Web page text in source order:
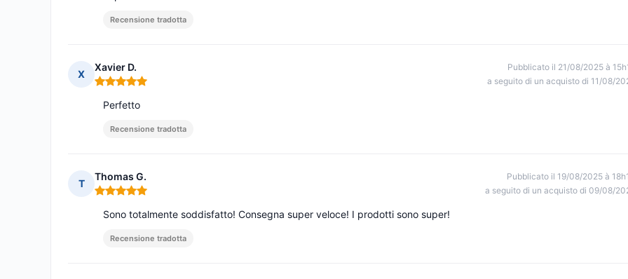
Recensione tradotta
X
Xavier D.
Nota: 5 su 5
Pubblicato il 21/08/2025 à
a seguito di un acquisto di 11/08/
Perfetto
Recensione tradotta
T
Thomas G.
Nota: 5 su 5
Pubblicato il 19/08/2025 à
a seguito di un acquisto di 09/08/
Sono totalmente soddisfatto! Consegna super veloce! I prodotti sono super!
Recensione tradotta